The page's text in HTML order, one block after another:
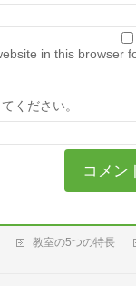
in this browser
ください。
教室の5つの特長